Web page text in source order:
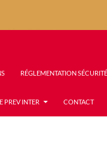
RÉGLEMENTATION
PREV INTER CONTACT